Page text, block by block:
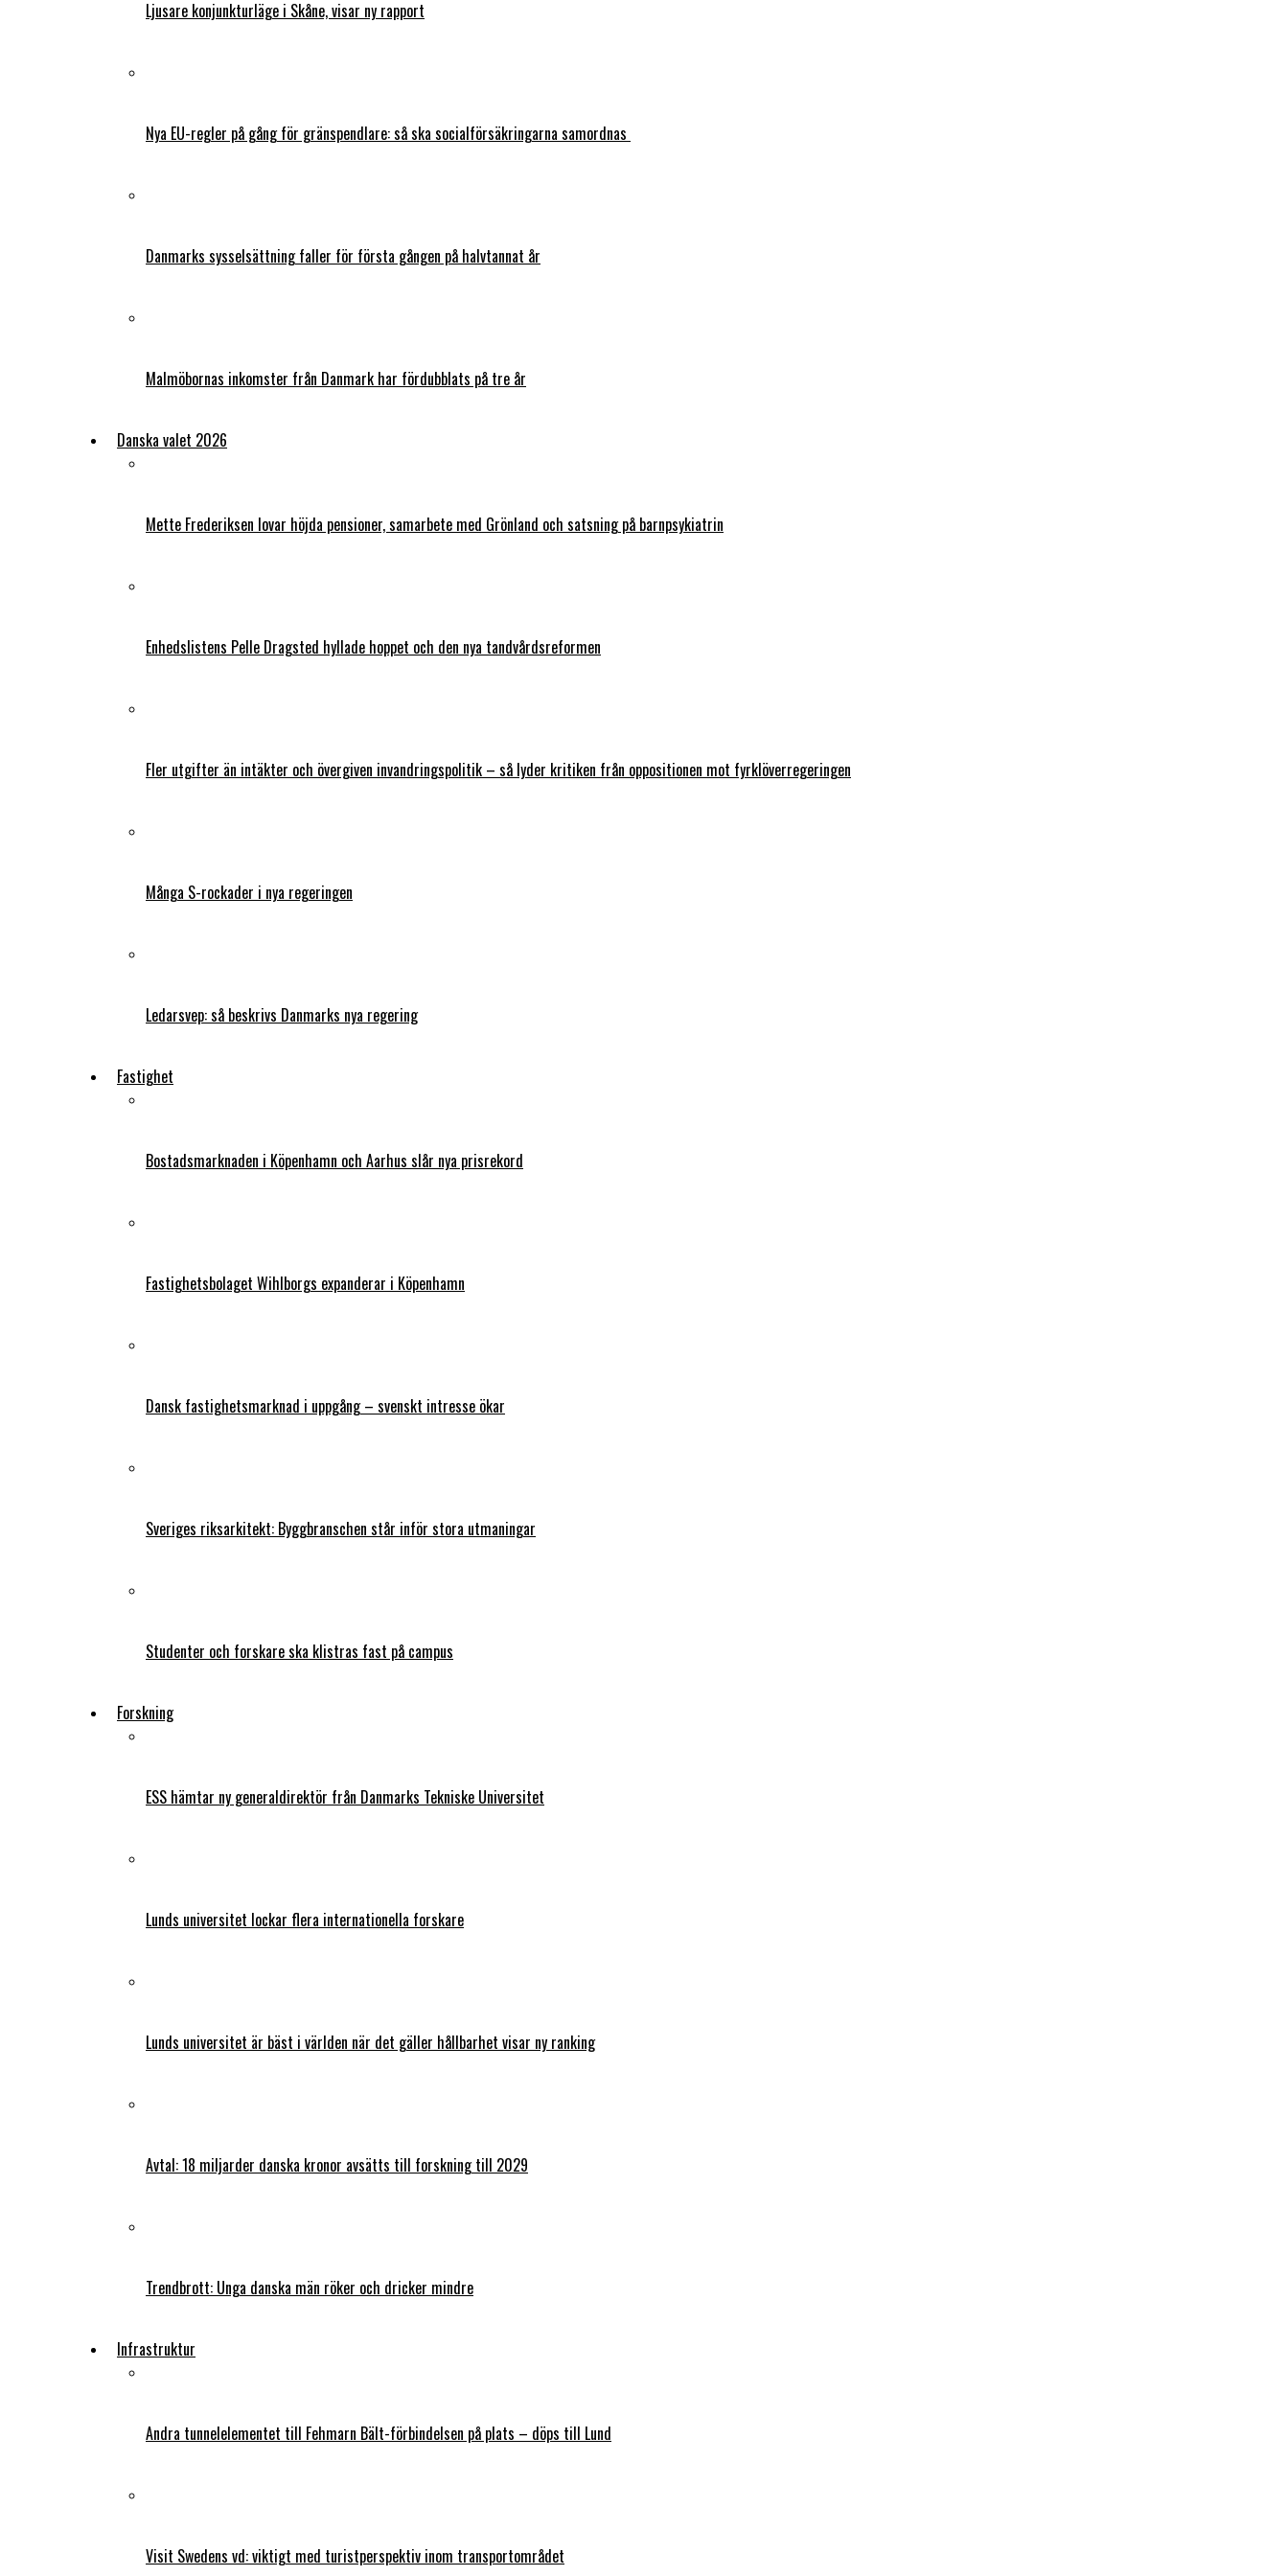
Ljusare konjunkturläge i Skåne, visar ny rapport
Nya EU-regler på gång för gränspendlare: så ska socialförsäkringarna samordnas
Danmarks sysselsättning faller för första gången på halvtannat år
Malmöbornas inkomster från Danmark har fördubblats på tre år
Danska valet 2026
Mette Frederiksen lovar höjda pensioner, samarbete med Grönland och satsning på barnpsykiatrin
Enhedslistens Pelle Dragsted hyllade hoppet och den nya tandvårdsreformen
Fler utgifter än intäkter och övergiven invandringspolitik – så lyder kritiken från oppositionen mot fyrklöverregeringen
Många S-rockader i nya regeringen
Ledarsvep: så beskrivs Danmarks nya regering
Fastighet
Bostadsmarknaden i Köpenhamn och Aarhus slår nya prisrekord
Fastighetsbolaget Wihlborgs expanderar i Köpenhamn
Dansk fastighetsmarknad i uppgång – svenskt intresse ökar
Sveriges riksarkitekt: Byggbranschen står inför stora utmaningar
Studenter och forskare ska klistras fast på campus
Forskning
ESS hämtar ny generaldirektör från Danmarks Tekniske Universitet
Lunds universitet lockar flera internationella forskare
Lunds universitet är bäst i världen när det gäller hållbarhet visar ny ranking
Avtal: 18 miljarder danska kronor avsätts till forskning till 2029
Trendbrott: Unga danska män röker och dricker mindre
Infrastruktur
Andra tunnelelementet till Fehmarn Bält-förbindelsen på plats – döps till Lund
Visit Swedens vd: viktigt med turistperspektiv inom transportområdet